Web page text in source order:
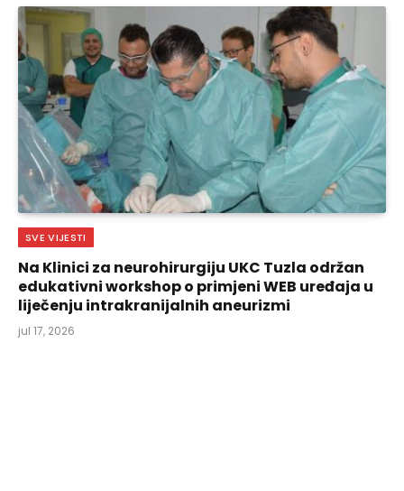
SVE VIJESTI
Na Klinici za neurohirurgiju UKC Tuzla održan
edukativni workshop o primjeni WEB uređaja u
liječenju intrakranijalnih aneurizmi
jul 17, 2026